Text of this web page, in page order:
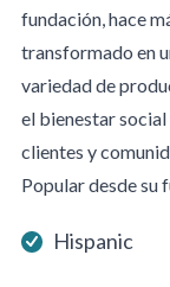
fundación, hace
transformado en
variedad de
el bienestar
clientes y
Popular desde su
Hispanic